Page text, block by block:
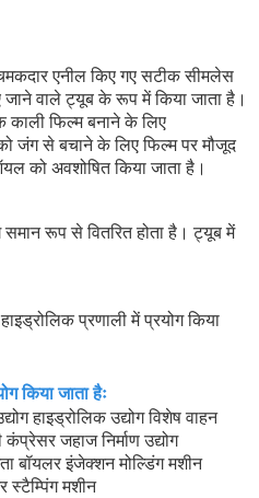
एनील किए गए सटीक सीमलेस
वाले ट्यूब के रूप में किया जाता है।
फिल्म बनाने के लिए
जंग से बचाने के लिए फिल्म पर मौजूद
को अवशोषित किया जाता है।
रूप से वितरित होता है। ट्यूब में
प्रणाली में प्रयोग किया
किया जाता हैः
हाइड्रोलिक उद्योग विशेष वाहन
कंप्रेसर जहाज निर्माण उद्योग
बॉयलर इंजेक्शन मोल्डिंग मशीन
स्टैम्पिंग मशीन